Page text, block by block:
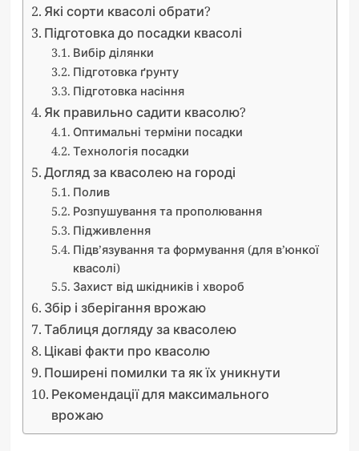
Які сорти квасолі обрати?
Підготовка до посадки квасолі
Вибір ділянки
Підготовка ґрунту
Підготовка насіння
Як правильно садити квасолю?
Оптимальні терміни посадки
Технологія посадки
Догляд за квасолею на городі
Полив
Розпушування та прополювання
Підживлення
Підв’язування та формування (для в’юнкої
квасолі)
Захист від шкідників і хвороб
Збір і зберігання врожаю
Таблиця догляду за квасолею
Цікаві факти про квасолю
Поширені помилки та як їх уникнути
Рекомендації для максимального
врожаю